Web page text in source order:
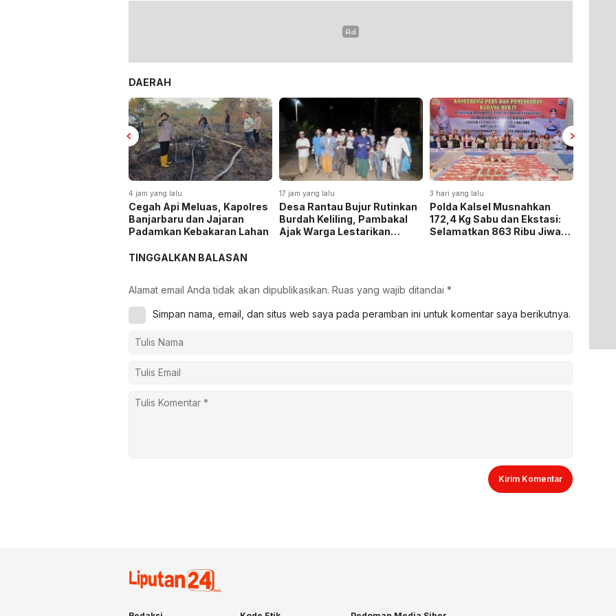
DAERAH
4 jam yang lalu
Cegah Api Meluas, Kapolres
Banjarbaru dan Jajaran
Padamkan Kebakaran Lahan
17 jam yang lalu
Desa Rantau Bujur Rutinkan
Burdah Keliling, Pambakal
Ajak Warga Lestarikan
3 hari yang lalu
Polda Kalsel Musnahkan
172,4 Kg Sabu dan Ekstasi:
Selamatkan 863 Ribu Jiwa
TINGGALKAN BALASAN
Alamat email Anda tidak akan dipublikasikan. Ruas yang wajib ditandai *
Simpan nama, email, dan situs web saya pada peramban ini untuk komentar saya berikutnya.